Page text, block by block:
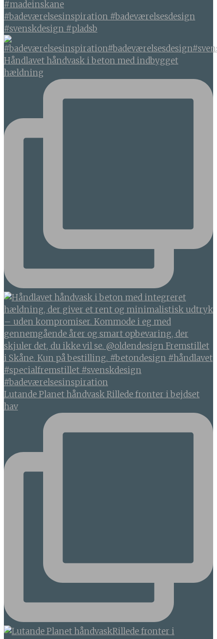
#badeværelsesinspiration #badeværelsesdesign
#svenskdesign #pladsb
Håndlavet håndvask i beton med indbygget
hældning
Lutande Planet håndvask Rillede fronter i bejdset
hav